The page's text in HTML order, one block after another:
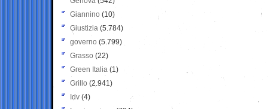
Giannino (10)
Giustizia (5.784)
governo (5.799)
Grasso (22)
Green Italia (1)
Grillo (2.941)
Idv (4)